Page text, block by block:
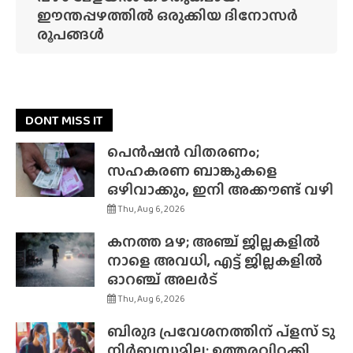
ഈന്തപ്പഴത്തിൽ ഒരുക്കിയ ദിനോസർ
രൂപങ്ങൾ
DONT MISS IT
പെൻഷൻ വിതരണം;
സഹകരണ ബാങ്കുകളെ
ഒഴിവാക്കും, ഇനി അക്കൗണ്ട് വഴി
Thu, Aug 6, 2026
കനത്ത മഴ; അഞ്ച് ജില്ലകളിൽ
നാളെ അവധി, എട്ട് ജില്ലകളിൽ
ഓറഞ്ച് അലർട്
Thu, Aug 6, 2026
ബിരുദ പ്രവേശനത്തിന് പ്ളസ് ടു